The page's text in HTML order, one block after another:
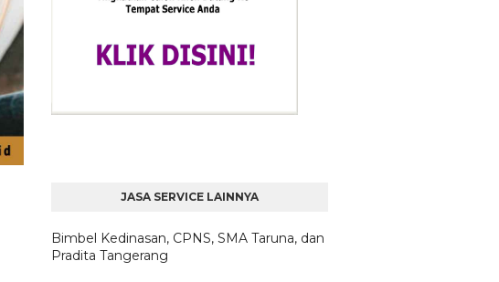
JASA SERVICE LAINNYA
Bimbel Kedinasan, CPNS, SMA Taruna, dan
Pradita Tangerang